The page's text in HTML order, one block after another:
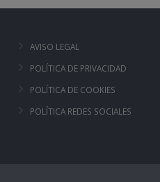
AVISO LEGAL
POLÍTICA DE PRIVACIDAD
POLÍTICA DE COOKIES
POLÍTICA REDES SOCIALES